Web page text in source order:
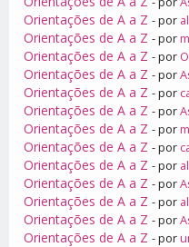
Orientações de A a Z - por
Orientações de A a Z - por
Orientações de A a Z - por
Orientações de A a Z - por
Orientações de A a Z - por
Orientações de A a Z - por
Orientações de A a Z - por
Orientações de A a Z - por
Orientações de A a Z - por
Orientações de A a Z - por
Orientações de A a Z - por
Orientações de A a Z - por
Orientações de A a Z - por